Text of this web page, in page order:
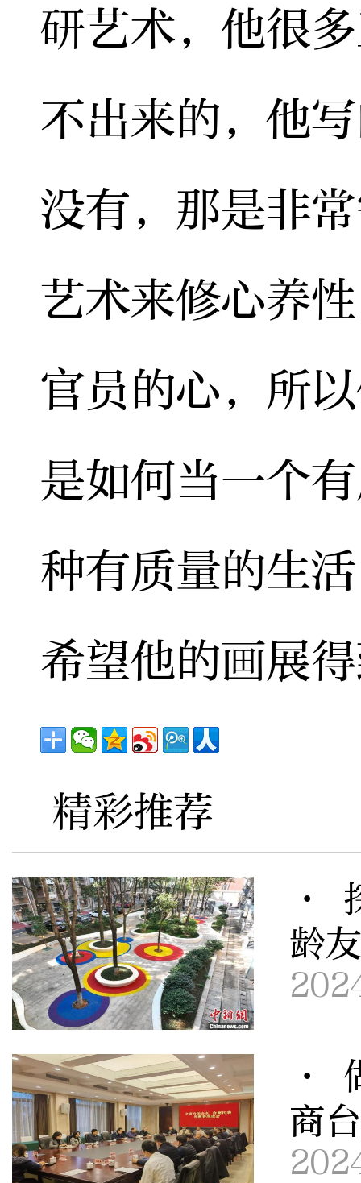
研艺术，他很
不出来的，他
没有，那是非
艺术来修心养
官员的心，所
是如何当一个
种有质量的生
希望他的画展
精彩推荐
·
龄
·
商